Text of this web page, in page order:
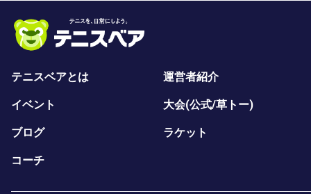
テニスベアとは 運営者紹介
イベント 大会(公式/草トー)
ブログ ラケット
コーチ